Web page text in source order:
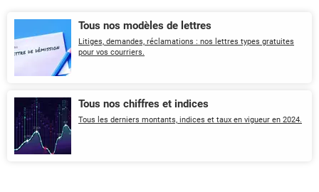
Tous nos modèles de lettres
Litiges, demandes, réclamations : nos lettres types gratuites
pour vos courriers.
Tous nos chiffres et indices
Tous les derniers montants, indices et taux en vigueur en 2024.